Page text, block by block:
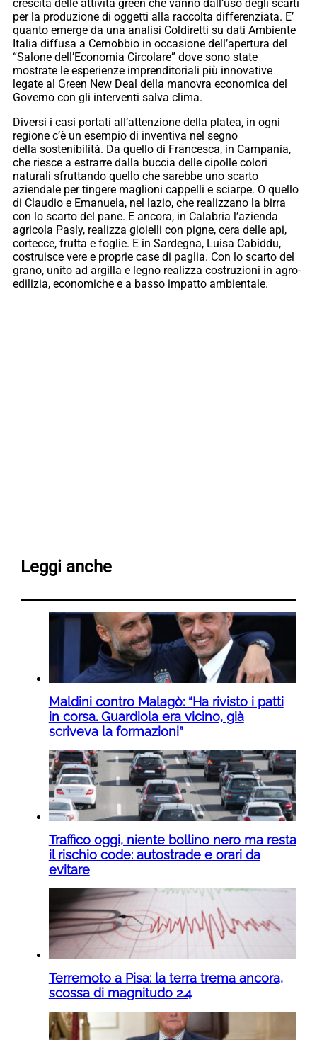
crescita delle attività green che vanno dall’uso degli scarti
per la produzione di oggetti alla raccolta differenziata. E’
quanto emerge da una analisi Coldiretti su dati Ambiente
Italia diffusa a Cernobbio in occasione dell’apertura del
“Salone dell’Economia Circolare” dove sono state
mostrate le esperienze imprenditoriali più innovative
legate al Green New Deal della manovra economica del
Governo con gli interventi salva clima.
Diversi i casi portati all’attenzione della platea, in ogni
regione c’è un esempio di inventiva nel segno
della sostenibilità. Da quello di Francesca, in Campania,
che riesce a estrarre dalla buccia delle cipolle colori
naturali sfruttando quello che sarebbe uno scarto
aziendale per tingere maglioni cappelli e sciarpe. O quello
di Claudio e Emanuela, nel lazio, che realizzano la birra
con lo scarto del pane. E ancora, in Calabria l’azienda
agricola Pasly, realizza gioielli con pigne, cera delle api,
cortecce, frutta e foglie. E in Sardegna, Luisa Cabiddu,
costruisce vere e proprie case di paglia. Con lo scarto del
grano, unito ad argilla e legno realizza costruzioni in agro-
edilizia, economiche e a basso impatto ambientale.
Leggi anche
Maldini contro Malagò: “Ha rivisto i patti
in corsa. Guardiola era vicino, già
scriveva la formazioni”
Traffico oggi, niente bollino nero ma resta
il rischio code: autostrade e orari da
evitare
Terremoto a Pisa: la terra trema ancora,
scossa di magnitudo 2.4